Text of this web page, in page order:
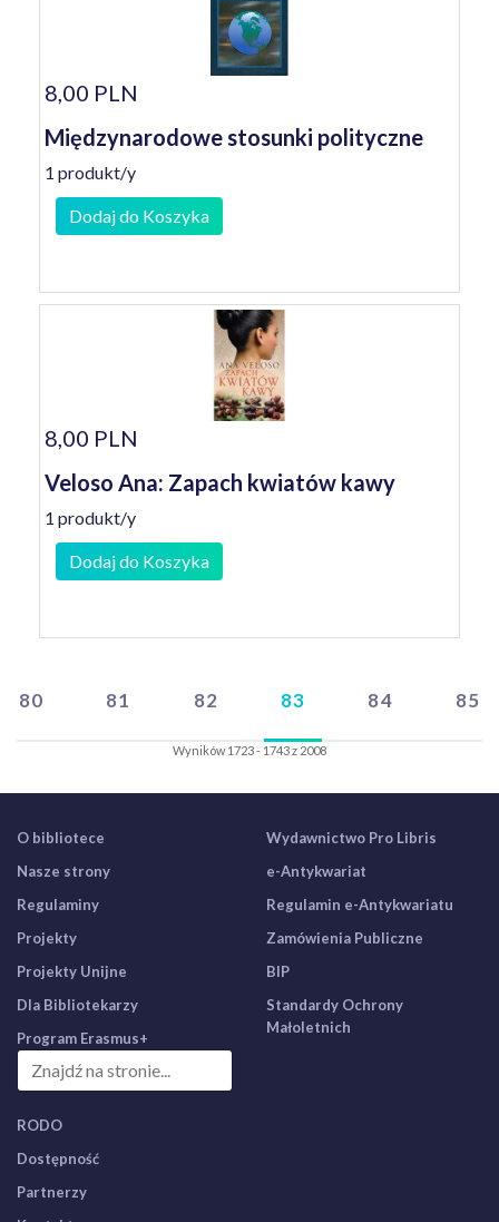
8,00 PLN
Międzynarodowe stosunki polityczne
1 produkt/y
Dodaj do Koszyka
8,00 PLN
Veloso Ana: Zapach kwiatów kawy
1 produkt/y
Dodaj do Koszyka
80 81 82 83 84 85
Wyników 1723 - 1743 z 2008
O bibliotece
Nasze strony
Regulaminy
Projekty
Projekty Unijne
Dla Bibliotekarzy
Program Erasmus+
Wydawnictwo Pro Libris
e-Antykwariat
Regulamin e-Antykwariatu
Zamówienia Publiczne
BIP
Standardy Ochrony
Małoletnich
RODO
Dostępność
Partnerzy